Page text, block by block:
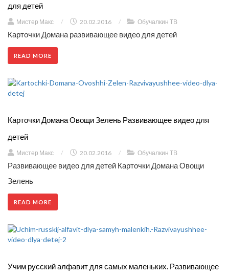
для детей
Мистер Макс / 20.02.2016 / Обучалкин ТВ
Карточки Домана развивающее видео для детей
READ MORE
Карточки Домана Овощи Зелень Развивающее видео для
детей
Мистер Макс / 20.02.2016 / Обучалкин ТВ
Развивающее видео для детей Карточки Домана Овощи
Зелень
READ MORE
Учим русский алфавит для самых маленьких. Развивающее